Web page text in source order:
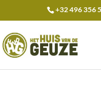
+32 496 356
pour :